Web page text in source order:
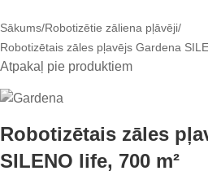
Sākums Robotizētie zāliena pļāvēji
Robotizētais zāles pļavējs Gardena
Atpakaļ pie produktiem
Robotizētais zāles
SILENO life, 700 m²